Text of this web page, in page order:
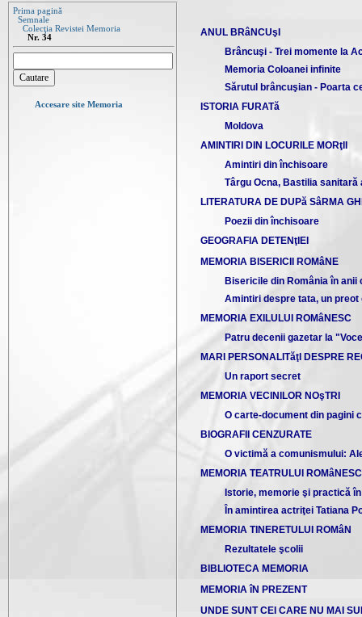
Prima pagină
Semnale
Colecţia Revistei Memoria
Nr. 34
Accesare site Memoria
ANUL BRâNCUşI
Brâncuşi - Trei momente la
Memoria Coloanei infinite
Sărutul brâncuşian - Poarta
ISTORIA FURATă
Moldova
AMINTIRI DIN LOCURILE MORţII
Amintiri din închisoare
Târgu Ocna, Bastilia sanitară
LITERATURA DE DUPă SâRMA
Poezii din închisoare
GEOGRAFIA DETENţIEI
MEMORIA BISERICII ROMâNE
Bisericile din România în anii
Amintiri despre tata, un preot
MEMORIA EXILULUI ROMâNESC
Patru decenii gazetar la
MARI PERSONALITăţI DESPRE
Un raport secret
MEMORIA VECINILOR NOşTRI
O carte-document din pagini
BIOGRAFII CENZURATE
O victimă a comunismului:
MEMORIA TEATRULUI ROMâNESC
Istorie, memorie şi practică
În amintirea actriţei Tatiana
MEMORIA TINERETULUI ROMâN
Rezultatele şcolii
BIBLIOTECA MEMORIA
MEMORIA îN PREZENT
UNDE SUNT CEI CARE NU MAI